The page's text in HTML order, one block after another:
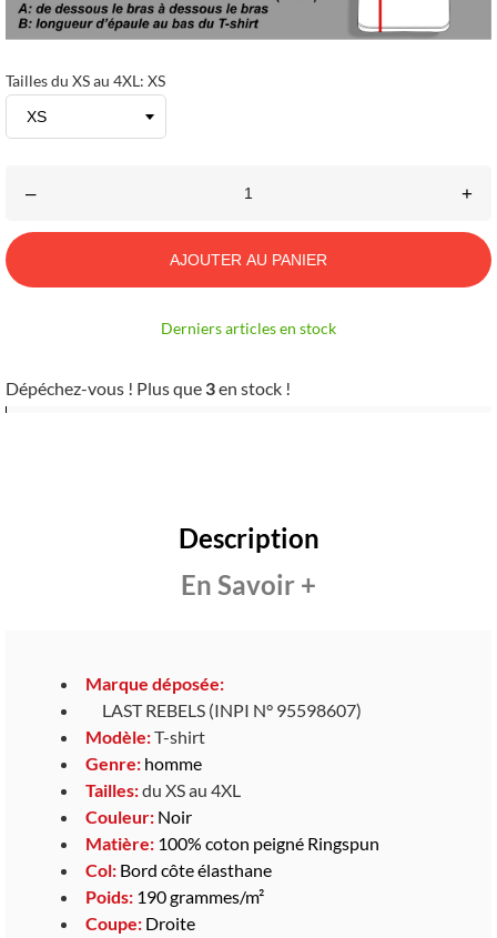
Tailles du XS au 4XL: XS
– +
AJOUTER AU PANIER
Derniers articles en stock
Dépéchez-vous ! Plus que 3en stock !
Description
En Savoir +
Marque déposée:
LAST REBELS (INPI N° 95598607)
Modèle:T-shirt
Genre: homme
Tailles:du XS au 4XL
Couleur: Noir
Matière: 100% coton peigné Ringspun
Col: Bord côte élasthane
Poids: 190 grammes/m²
Coupe: Droite